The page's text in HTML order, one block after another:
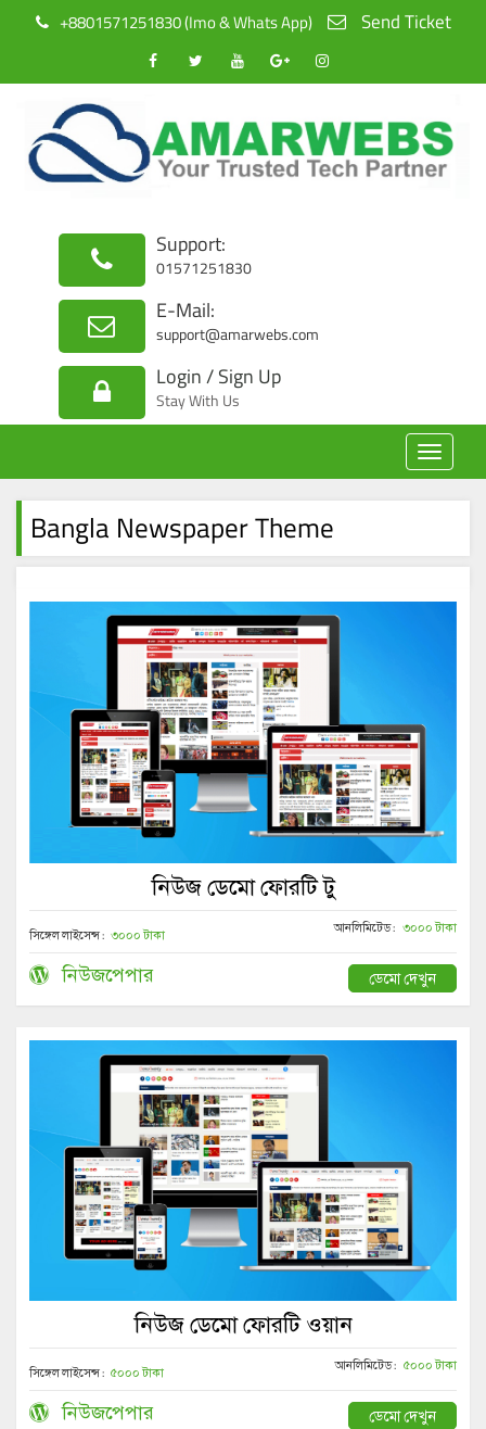
+8801571251830 (Imo & Whats App) Send Ticket
Support:
01571251830
E-Mail:
support@amarwebs.com
Login / Sign Up
Stay With Us
Toggle
Bangla Newspaper Theme
নিউজ ডেমো ফোরটি টু
সিঙ্গেল লাইসেন্স : ৩০০০ টাকা আনলিমিটেড : ৩০০০ টাকা
নিউজপেপার ডেমো দেখুন
নিউজ ডেমো ফোরটি ওয়ান
সিঙ্গেল লাইসেন্স : ৫০০০ টাকা আনলিমিটেড : ৫০০০ টাকা
নিউজপেপার ডেমো দেখুন